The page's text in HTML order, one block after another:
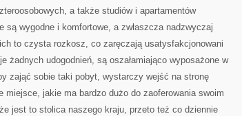
a także studiów i apartamentów
są wygodne i komfortowe, a zwłaszcza nadzwyczaj
to czysta rozkosz, co zaręczają usatysfakcjonowani
żadnych udogodnień, są oszałamiająco wyposażone w
zająć sobie taki pobyt, wystarczy wejść na stronę
miejsce, jakie ma bardzo dużo do zaoferowania swoim
jest to stolica naszego kraju, przeto też co dziennie